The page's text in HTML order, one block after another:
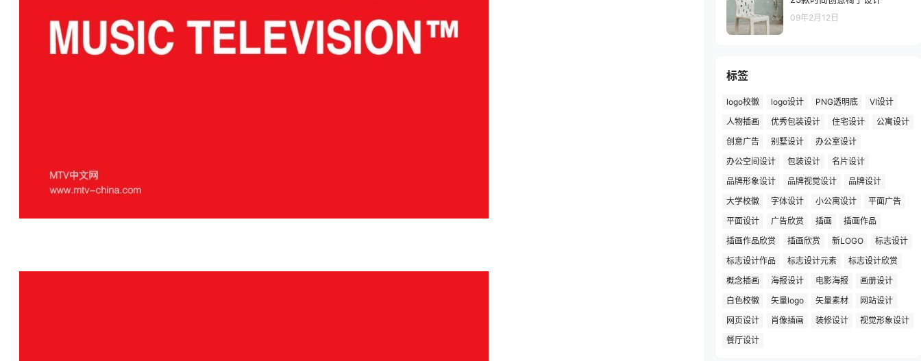
09年2月12日
标签
logo校徽 logo设计 PNG透明底
VI设计
人物插画
优秀包装设计 住宅设计
公寓设计
创意广告
别墅设计
办公室设计
办公空间设计
包装设计
名片设计
品牌形象设计
品牌视觉设计
品牌设计
大学校徽
字体设计 小公寓设计
平面广告
平面设计
广告欣赏 插画
插画作品
插画作品欣赏
插画欣赏 新LOGO
标志设计
标志设计作品
标志设计元素
标志设计欣赏
概念插画
海报设计 电影海报
画册设计
白色校徽
矢量logo 矢量素材
网站设计
网页设计
肖像插画 装修设计
视觉形象设计
餐厅设计